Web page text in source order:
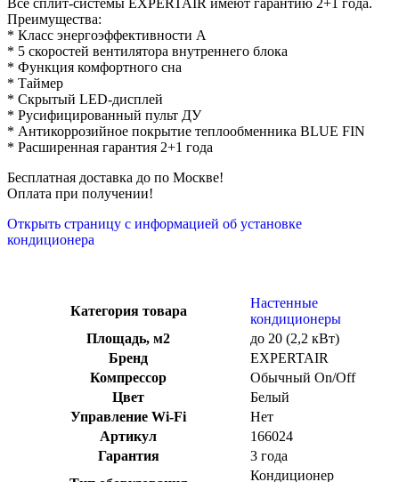
Все сплит-системы EXPERTAIR имеют гарантию 2+1 года.
Преимущества:
* Класс энергоэффективности А
* 5 скоростей вентилятора внутреннего блока
* Функция комфортного сна
* Таймер
* Скрытый LED-дисплей
* Русифицированный пульт ДУ
* Антикоррозийное покрытие теплообменника BLUE FIN
* Расширенная гарантия 2+1 года
Бесплатная доставка до по Москве!
Оплата при получении!
Открыть страницу с информацией об установке
кондиционера
Категория товара
Настенные
кондиционеры
Площадь, м2
до 20 (2,2 кВт)
Бренд
EXPERTAIR
Компрессор
Обычный On/Off
Цвет
Белый
Управление Wi-Fi
Нет
Артикул
166024
Гарантия
3 года
Кондиционер